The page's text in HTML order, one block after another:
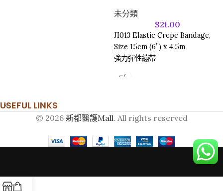
未分類
$21.00
JI013 Elastic Crepe Bandage,
Size 15cm (6”) x 4.5m
強力彈性繃帶
USEFUL LINKS
© 2026 新都醫護Mall. All rights reserved